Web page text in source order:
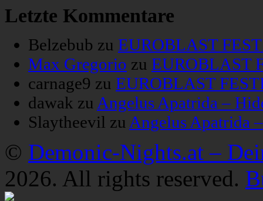
Letzte Kommentare
Belzebub zu EUROBLAST
Max Gregorio zu EUROBLAST
carnage9 zu EUROBLAST
dawak zu Angelus Apatrida –
Slaytheevil zu Angelus Apatrida
© Demonic-Nights.at –
2026. All rights reserved.